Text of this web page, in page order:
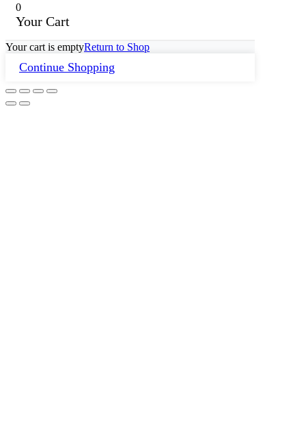
0
Your Cart
Your cart is emptyReturn to Shop
Continue Shopping